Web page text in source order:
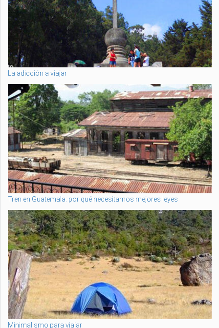
La adicción a viajar
Tren en Guatemala: por qué necesitamos mejores leyes
Minimalismo para viajar